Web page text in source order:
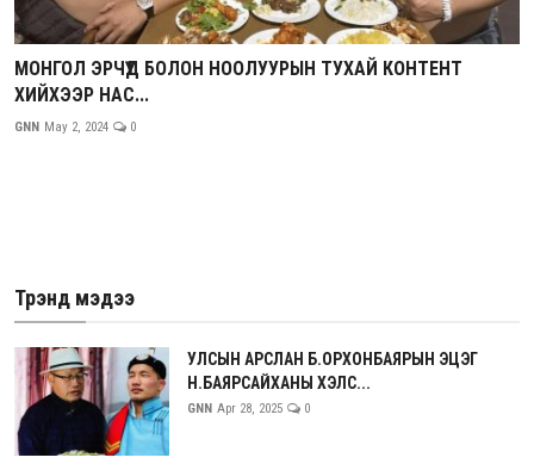
МОНГОЛ ЭРЧҮҮД БОЛОН НООЛУУРЫН ТУХАЙ КОНТЕНТ
ХИЙХЭЭР НАС...
GNN May 2, 2024 0
Трэнд мэдээ
УЛСЫН АРСЛАН Б.ОРХОНБАЯРЫН ЭЦЭГ
Н.БАЯРСАЙХАНЫ ХЭЛС...
GNN Apr 28, 2025 0